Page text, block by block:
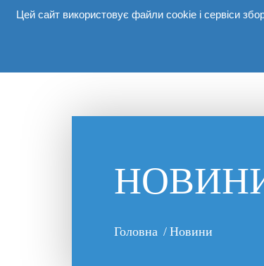
Цей сайт використовує файли cookie і сервіси
Головна / Новини